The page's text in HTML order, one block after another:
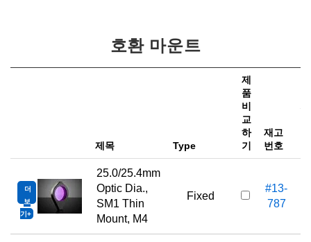
호환 마운트
제목 Type
제
품
비
교
하
기
재고
번호
더
보
기
25.0/25.4mm
Optic Dia.,
SM1 Thin
Mount, M4
Fixed
#13-
787